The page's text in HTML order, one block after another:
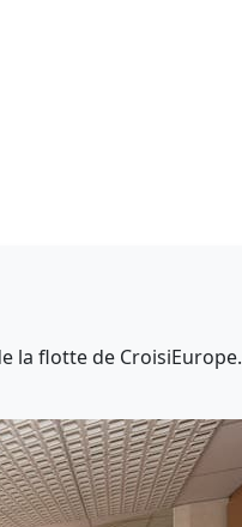
la flotte de